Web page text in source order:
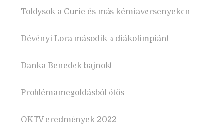
Toldysok a Curie és más kémiaversenyeken
Dévényi Lora második a diákolimpián!
Danka Benedek bajnok!
Problémamegoldásból ötös
OKTV eredmények 2022